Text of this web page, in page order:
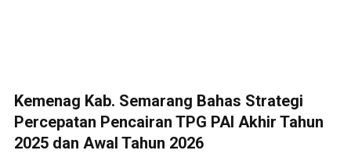
Kemenag Kab. Semarang Bahas Strategi
Percepatan Pencairan TPG PAI Akhir Tahun
2025 dan Awal Tahun 2026